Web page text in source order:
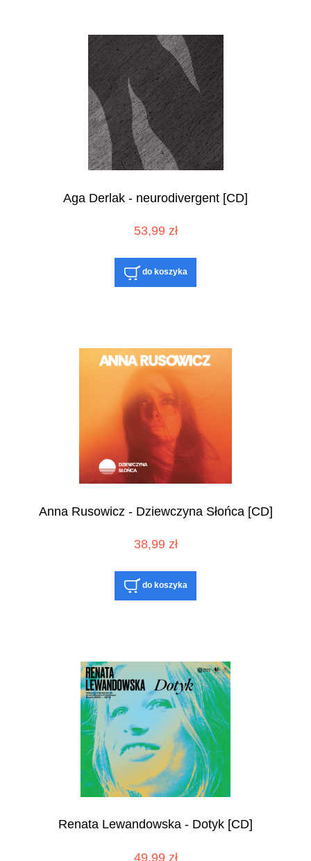
Aga Derlak - neurodivergent [CD]
53,99 zł
do koszyka
Anna Rusowicz - Dziewczyna Słońca [CD]
38,99 zł
do koszyka
Renata Lewandowska - Dotyk [CD]
49,99 zł